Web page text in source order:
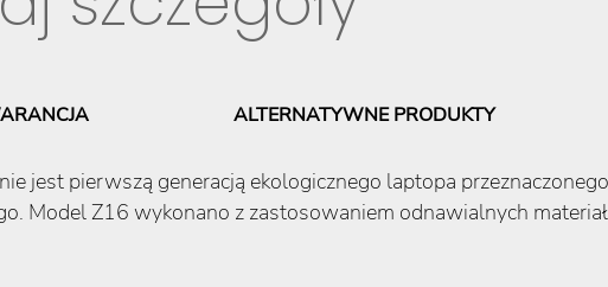
ALTERNATYWNE PRODUKTY
jest pierwszą generacją ekologicznego laptopa
Model Z16 wykonano z zastosowaniem odnawialnych